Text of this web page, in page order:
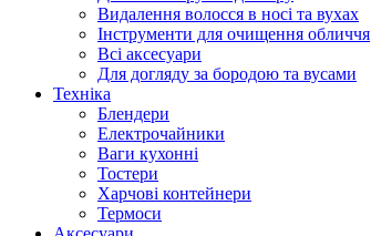
Видалення волосся в носі та вухах
Інструменти для очищення обличчя
Всі аксесуари
Для догляду за бородою та вусами
Техніка
Блендери
Електрочайники
Ваги кухонні
Тостери
Харчові контейнери
Термоси